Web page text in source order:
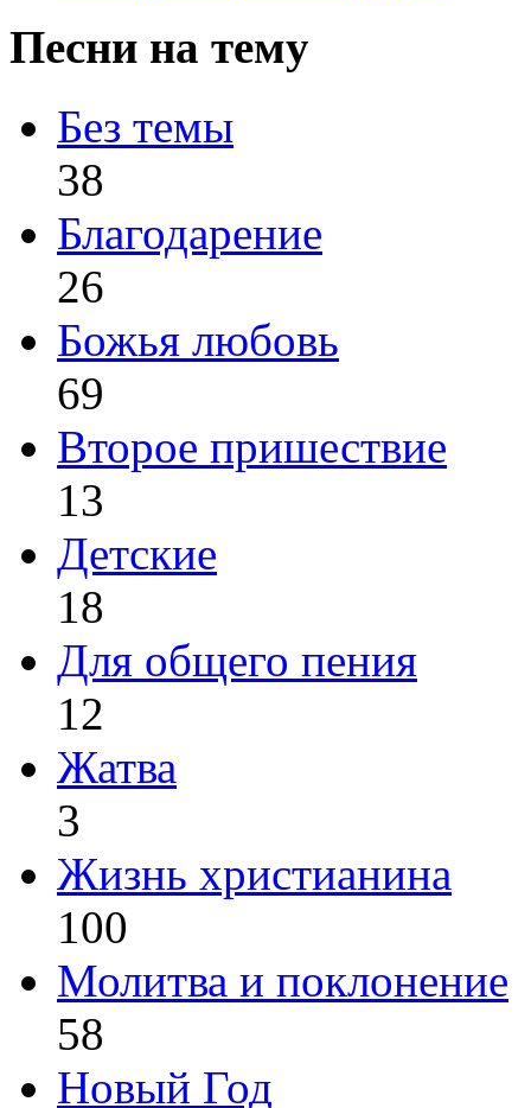
Песни на тему
Без темы
38
Благодарение
26
Божья любовь
69
Второе пришествие
13
Детские
18
Для общего пения
12
Жатва
3
Жизнь христианина
100
Молитва и поклонение
58
Новый Год